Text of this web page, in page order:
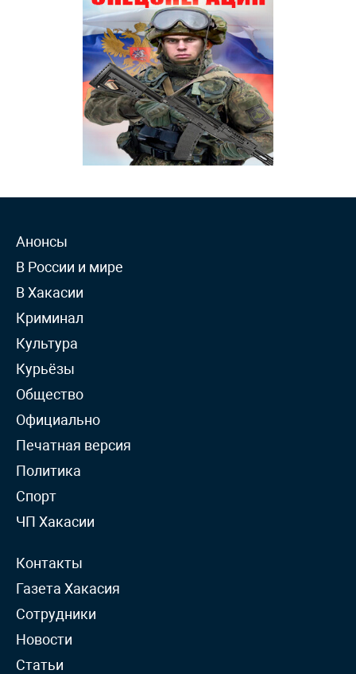
Анонсы
В России и мире
В Хакасии
Криминал
Культура
Курьёзы
Общество
Официально
Печатная версия
Политика
Спорт
ЧП Хакасии
Контакты
Газета Хакасия
Сотрудники
Новости
Статьи